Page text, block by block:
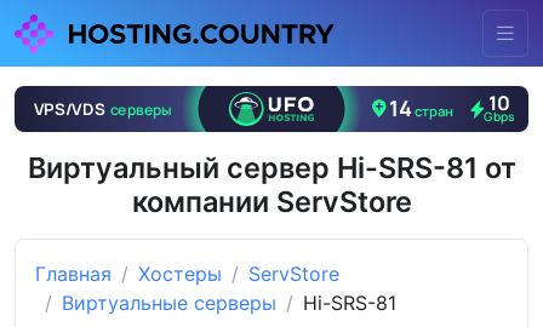
Виртуальный сервер Hi-SRS-81 от
компании ServStore
Главная Хостеры
ServStore
Виртуальные серверы
Hi-SRS-81